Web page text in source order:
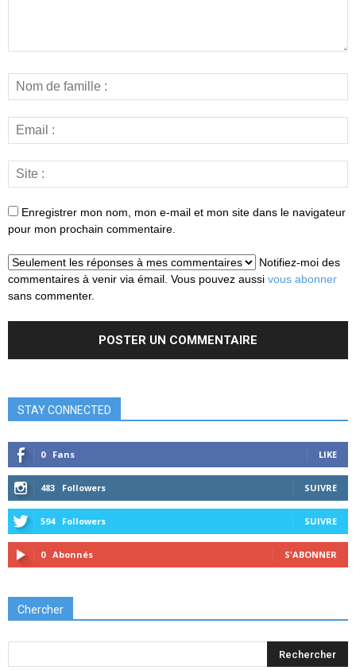
Enregistrer mon nom, mon e-mail et mon site dans le navigateur
pour mon prochain commentaire.
Notifiez-moi des
commentaires à venir via émail. Vous pouvez aussi vous abonner
sans commenter.
STAY CONNECTED
0 Fans LIKE
483 Followers SUIVRE
594 Followers SUIVRE
0 Abonnés S'ABONNER
Chercher